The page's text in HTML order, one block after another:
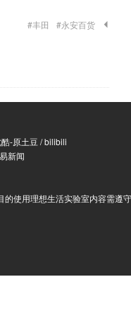
#丰田 #永安百货
-原土豆 /bilibili
新闻
的使用理想生活实验室内容需遵守